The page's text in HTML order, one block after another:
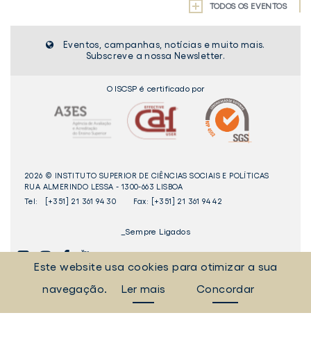
TODOS OS EVENTOS
Eventos, campanhas, notícias e muito mais.
Subscreve a nossa Newsletter.
O ISCSP é certificado por
2026 © INSTITUTO SUPERIOR DE CIÊNCIAS SOCIAIS E POLÍTICAS
RUA ALMERINDO LESSA - 1300-663 LISBOA
Tel:
[+351] 21 361 94 30 Fax: [+351] 21 361 94 42
_Sempre Ligados
LINKEDININSTAGAMFACEBOOK
YOUTUBE
Este website usa cookies para otimizar a sua
navegação.
Ler mais Concordar